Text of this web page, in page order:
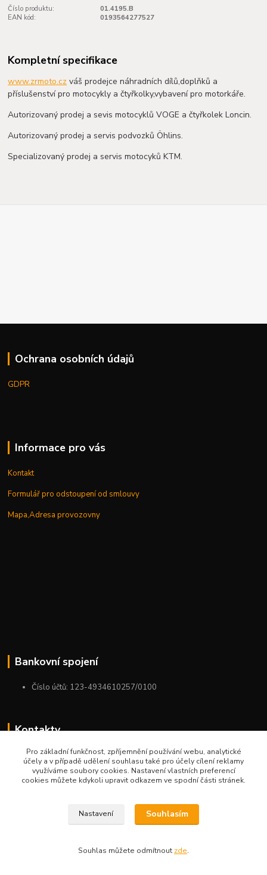
Číslo produktu:
01.4195.B
EAN kód:
0193564277527
Kompletní specifikace
www.zrmoto.cz váš prodejce náhradních dílů,doplňků a
příslušenství pro motocykly a čtyřkolky,vybavení pro motorkáře.
Autorizovaný prodej a sevis motocyklů VOGE a čtyřkolek Loncin.
Autorizovaný prodej a servis podvozků Öhlins.
Specializovaný prodej a servis motocyků KTM.
Ochrana osobních údajů
GDPR
Informace pro vás
Kontakt
Formulář pro odstoupení od smlouvy
Mapa,Adresa provozovny
Bankovní spojení
Číslo účtů: 123-4934610257/0100
Kontakty
+420 775 954 963
9:00-12:00-13:00-16:00
Pro základní funkčnost, zpříjemnění používání webu, analytické
účely a v případě udělení souhlasu také pro účely cílení reklamy
využíváme soubory cookies. Nastavení vlastních preferencí
cookies můžete kdykoli upravit odkazem ve spodní části stránek.
Nastavení Souhlasím
Souhlas můžete odmítnout zde.